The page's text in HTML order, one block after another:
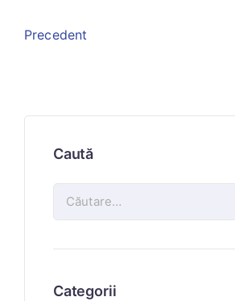
Precedent
Caută
Categorii